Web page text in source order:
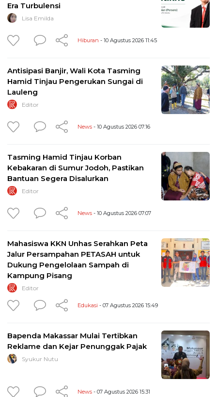
Era Turbulensi
Lisa Emilda
Hiburan - 10 Agustus 2026 11:45
Antisipasi Banjir, Wali Kota Tasming
Hamid Tinjau Pengerukan Sungai di
Lauleng
Editor
News - 10 Agustus 2026 07:16
Tasming Hamid Tinjau Korban
Kebakaran di Sumur Jodoh, Pastikan
Bantuan Segera Disalurkan
Editor
News - 10 Agustus 2026 07:07
Mahasiswa KKN Unhas Serahkan Peta
Jalur Persampahan PETASAH untuk
Dukung Pengelolaan Sampah di
Kampung Pisang
Editor
Edukasi - 07 Agustus 2026 15:49
Bapenda Makassar Mulai Tertibkan
Reklame dan Kejar Penunggak Pajak
Syukur Nutu
News - 07 Agustus 2026 15:31